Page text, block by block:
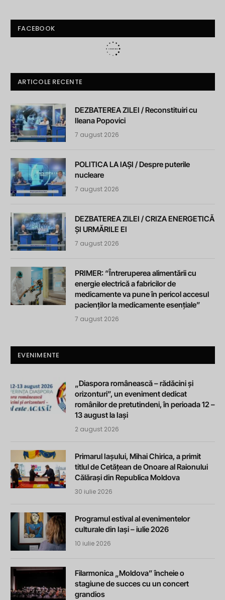
FACEBOOK
ARTICOLE RECENTE
DEZBATEREA ZILEI / Reconstituiri cu
Ileana Popovici
7 august 2026
POLITICA LA IAȘI / Despre puterile
nucleare
7 august 2026
DEZBATEREA ZILEI / CRIZA ENERGETICĂ
ȘI URMĂRILE EI
7 august 2026
PRIMER: “Întreruperea alimentării cu
energie electrică a fabricilor de
medicamente va pune în pericol accesul
pacienților la medicamente esențiale”
7 august 2026
EVENIMENTE
„Diaspora românească – rădăcini și
orizonturi”, un eveniment dedicat
românilor de pretutindeni, în perioada 12 –
13 august la Iași
2 august 2026
Primarul Iașului, Mihai Chirica, a primit
titlul de Cetățean de Onoare al Raionului
Călărași din Republica Moldova
30 iulie 2026
Programul estival al evenimentelor
culturale din Iași – iulie 2026
10 iulie 2026
Filarmonica „Moldova” încheie o
stagiune de succes cu un concert
grandios